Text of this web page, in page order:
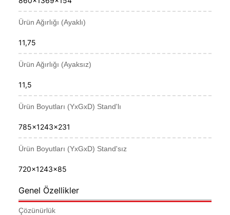
Ürün Ağırlığı (Ayaklı)
11,75
Ürün Ağırlığı (Ayaksız)
11,5
Ürün Boyutları (YxGxD) Stand'lı
785x1243x231
Ürün Boyutları (YxGxD) Stand'sız
720x1243x85
Genel Özellikler
Çözünürlük